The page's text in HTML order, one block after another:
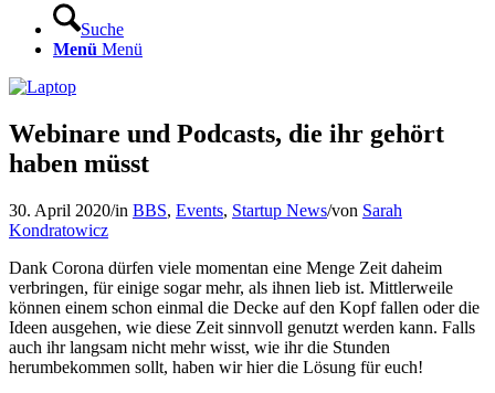
Suche
Menü Menü
Webinare und Podcasts, die ihr gehört
haben müsst
30. April 2020/in BBS, Events, Startup News/von Sarah
Kondratowicz
Dank Corona dürfen viele momentan eine Menge Zeit daheim
verbringen, für einige sogar mehr, als ihnen lieb ist. Mittlerweile
können einem schon einmal die Decke auf den Kopf fallen oder die
Ideen ausgehen, wie diese Zeit sinnvoll genutzt werden kann. Falls
auch ihr langsam nicht mehr wisst, wie ihr die Stunden
herumbekommen sollt, haben wir hier die Lösung für euch!